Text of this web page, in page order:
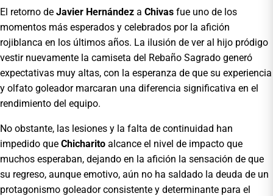
El retorno de Javier Hernández a Chivas fue uno de los
momentos más esperados y celebrados por la afición
rojiblanca en los últimos años. La ilusión de ver al hijo pródigo
vestir nuevamente la camiseta del Rebaño Sagrado generó
expectativas muy altas, con la esperanza de que su experiencia
y olfato goleador marcaran una diferencia significativa en el
rendimiento del equipo.
No obstante, las lesiones y la falta de continuidad han
impedido que Chicharito alcance el nivel de impacto que
muchos esperaban, dejando en la afición la sensación de que
su regreso, aunque emotivo, aún no ha saldado la deuda de un
protagonismo goleador consistente y determinante para el